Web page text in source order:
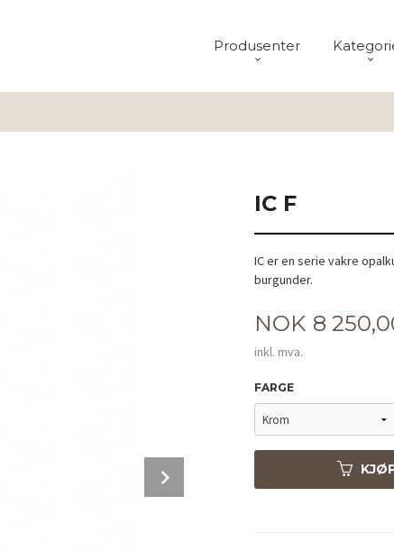
Produsenter
IC F
IC er en serie vakre
burgunder.
Pris
NOK 8
inkl. mva.
FARGE